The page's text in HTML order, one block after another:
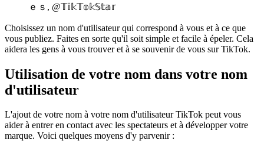
ｅｓ, @𝕋𝕚𝕜𝕋𝕠𝕜𝕊𝕥𝕒𝕣
Choisissez un nom d'utilisateur qui correspond à vous et à ce que
vous publiez. Faites en sorte qu'il soit simple et facile à épeler. Cela
aidera les gens à vous trouver et à se souvenir de vous sur TikTok.
Utilisation de votre nom dans votre nom
d'utilisateur
L'ajout de votre nom à votre nom d'utilisateur TikTok peut vous
aider à entrer en contact avec les spectateurs et à développer votre
marque. Voici quelques moyens d'y parvenir :